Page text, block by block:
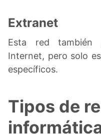
Extranet
Esta red también
Internet, pero solo
específicos.
Tipos de